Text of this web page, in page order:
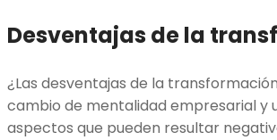
Desventajas de la
¿Las desventajas de la
cambio de mentalidad empresarial y
aspectos que pueden resultar